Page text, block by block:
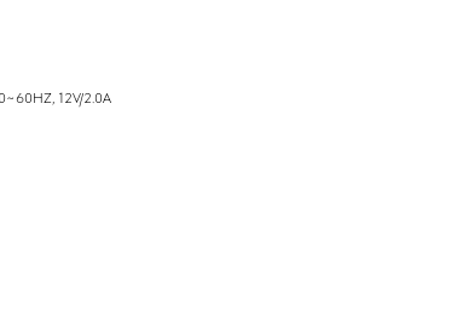
12V/2.0A